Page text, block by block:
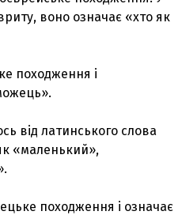
воно означає «хто як
походження і
від латинського слова
«маленький»,
походження і означає